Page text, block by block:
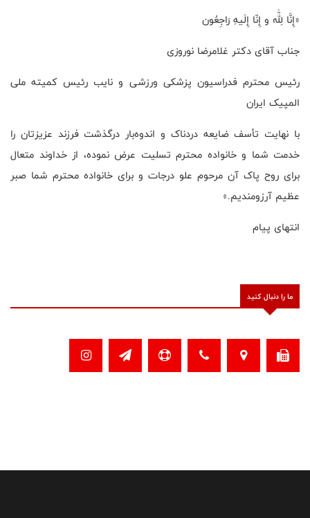
«إِنَّا لِلّٰه و إِنّا إِلَیهِ رَاجِعُون
جناب آقای دکتر غلامرضا نوروزی
رئیس محترم فدراسیون پزشکی ورزشی و نایب رئیس کمیته ملی
المپیک ایران
با نهایت تأسف ضایعه دردناک و اندوه‌بار درگذشت فرزند عزیزتان را
خدمت شما و خانواده محترم تسلیت عرض نموده، از خداوند متعال
برای روح پاک آن مرحوم علو درجات و برای خانواده محترم شما صبر
عظیم آرزومندیم.»
انتهای پیام
ما را دنبال کنید